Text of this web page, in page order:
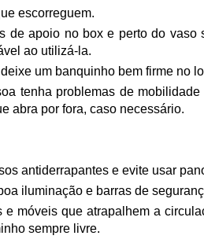
escorreguem.
de apoio no box e perto do
ao utilizá-la.
um banquinho bem firme no
tenha problemas de
abra por fora, caso necessário.
antiderrapantes e evite usar
iluminação e barras de
e móveis que atrapalhem a
sempre livre.